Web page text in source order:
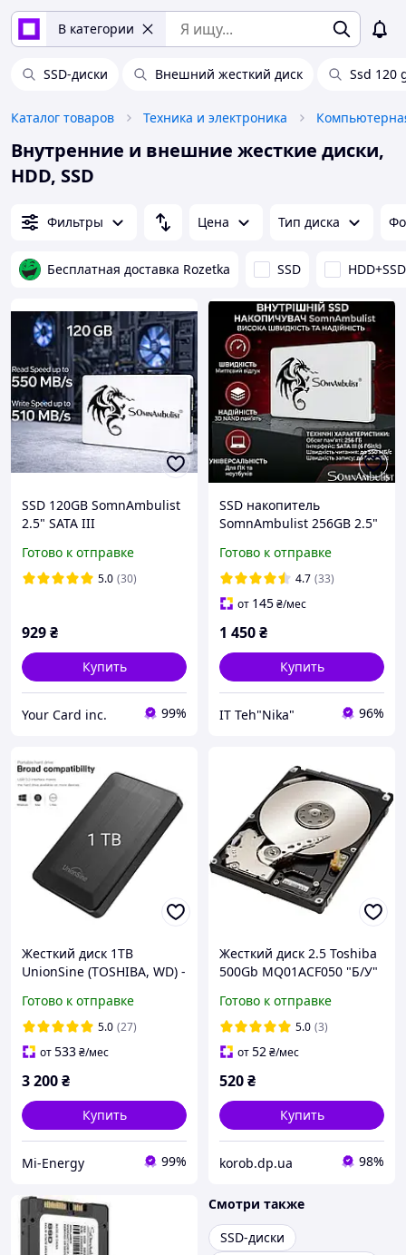
В категории
SSD-диски Внешний жесткий диск Ssd 120
Каталог товаров Техника и электроника
Внутренние и внешние жесткие диски,
HDD, SSD
Фильтры Цена Тип диска
Бесплатная доставка Rozetka SSD HDD+SSD
SSD 120GB SomnAmbulist
2.5" SATA III
накопитель 550/510 MB/s
для ноутбука и ПК
Готово к отправке
5.0 (30)
929₴
Купить
Your Card inc. 99%
SSD накопитель
SomnAmbulist 256GB 2.5"
Скоростной внутренний
диск для ноутбука и ПК
Готово к отправке
4.7 (33)
от 145₴/мес
1 450₴
Купить
IT Teh"Nika" 96%
Жесткий диск 1TB
UnionSine (TOSHIBA, WD) -
PS4 / XBox .Оригинал!
Портативный внешний
Готово к отправке
5.0 (27)
от533₴/мес
3 200₴
Купить
Mi-Energy 99%
Жесткий диск 2.5 Toshiba
500Gb MQ01ACF050 "Б/У"
Готово к отправке
5.0 (3)
от52₴/мес
520₴
Купить
korob.dp.ua 98%
Смотри также
SSD-диски